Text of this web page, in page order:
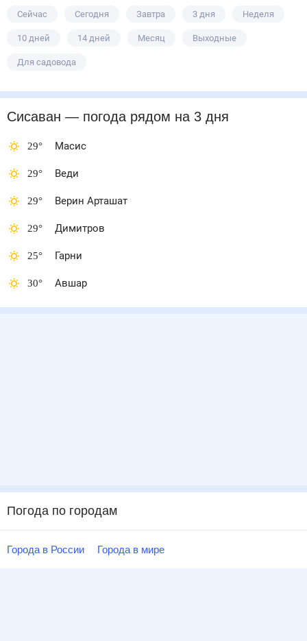
Сейчас Сегодня Завтра 3 дня Неделя
10 дней 14 дней Месяц Выходные
Для садовода
Сисаван— погода рядомна 3 дня
29° Масис
29° Веди
29° Верин Арташат
29° Димитров
25° Гарни
30° Авшар
Погода по городам
Города в России Города в мире